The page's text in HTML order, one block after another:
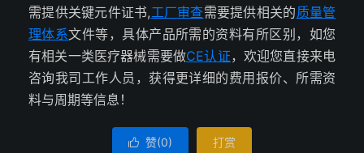
需提供关键元件证书,工厂审查需要提供相关的质量管
理体系文件等，具体产品所需的资料有所区别，如您
有相关一类医疗器械需要做CE认证，欢迎您直接来电
咨询我司工作人员，获得更详细的费用报价、所需资
料与周期等信息！
 赞(0) 打赏